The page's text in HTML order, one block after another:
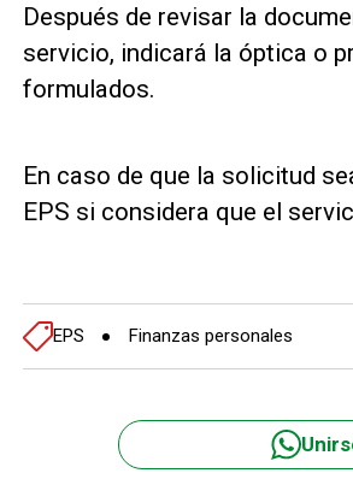
Después de revisar la
servicio, indicará la óptica o
formulados.
En caso de que la solicitud
EPS si considera que el
EPS Finanzas personales